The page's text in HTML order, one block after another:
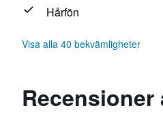
Hårfön
Visa alla 40 bekvämligheter
Recensioner